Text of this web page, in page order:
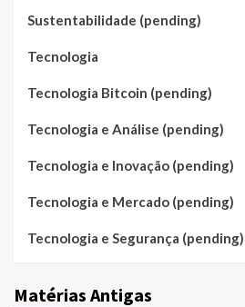
Sustentabilidade (pending)
Tecnologia
Tecnologia Bitcoin (pending)
Tecnologia e Análise (pending)
Tecnologia e Inovação (pending)
Tecnologia e Mercado (pending)
Tecnologia e Segurança (pending)
Matérias Antigas